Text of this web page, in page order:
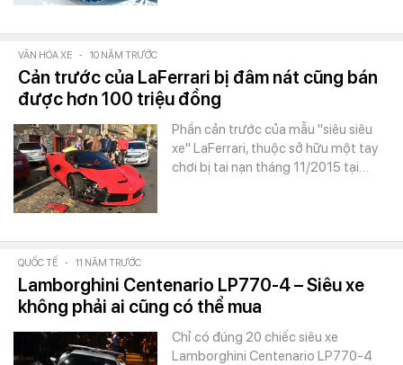
VĂN HÓA XE - 10 NĂM TRƯỚC
Cản trước của LaFerrari bị đâm nát cũng bán
được hơn 100 triệu đồng
Phần cản trước của mẫu "siêu siêu
xe" LaFerrari, thuộc sở hữu một tay
chơi bị tai nạn tháng 11/2015 tại…
QUỐC TẾ - 11 NĂM TRƯỚC
Lamborghini Centenario LP770-4 – Siêu xe
không phải ai cũng có thể mua
Chỉ có đúng 20 chiếc siêu xe
Lamborghini Centenario LP770-4